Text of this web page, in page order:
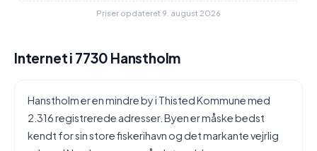
Priser opdateret 9. august 2026
Internet i 7730 Hanstholm
Hanstholm er en mindre by i Thisted Kommune med
2.316 registrerede adresser. Byen er måske bedst
kendt for sin store fiskerihavn og det markante vejrlig